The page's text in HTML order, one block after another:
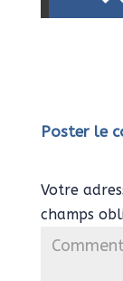
Poster le
Votre
champs